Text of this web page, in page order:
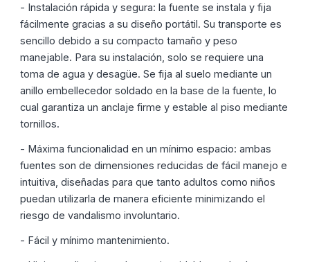
- Instalación rápida y segura: la fuente se instala y fija
fácilmente gracias a su diseño portátil. Su transporte es
sencillo debido a su compacto tamaño y peso
manejable. Para su instalación, solo se requiere una
toma de agua y desagüe. Se fija al suelo mediante un
anillo embellecedor soldado en la base de la fuente, lo
cual garantiza un anclaje firme y estable al piso mediante
tornillos.
- Máxima funcionalidad en un mínimo espacio: ambas
fuentes son de dimensiones reducidas de fácil manejo e
intuitiva, diseñadas para que tanto adultos como niños
puedan utilizarla de manera eficiente minimizando el
riesgo de vandalismo involuntario.
- Fácil y mínimo mantenimiento.